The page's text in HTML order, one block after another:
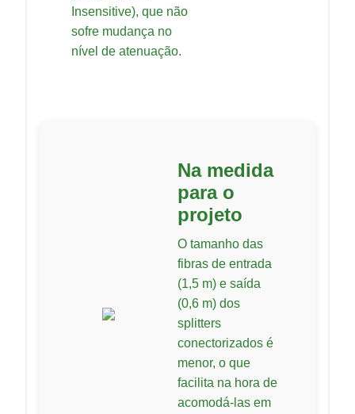
Insensitive), que não
sofre mudança no
nível de atenuação.
Na medida
para o
projeto
O tamanho das
fibras de entrada
(1,5 m) e saída
(0,6 m) dos
splitters
conectorizados é
menor, o que
facilita na hora de
acomodá-las em